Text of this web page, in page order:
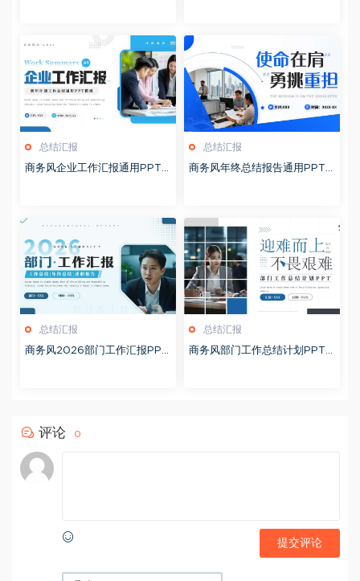
总结汇报
商务风企业工作汇报通用PPT
总结汇报
商务风年终总结报告通用PPT
总结汇报
商务风2026部门工作汇报PPT
总结汇报
商务风部门工作总结计划PPT
评论 0
提交评论